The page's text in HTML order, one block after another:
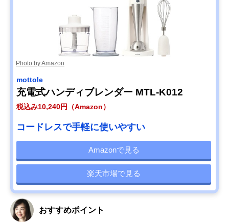
Photo by Amazon
mottole
充電式ハンディブレンダー MTL-K012
税込み10,240円（Amazon）
コードレスで手軽に使いやすい
Amazonで見る
楽天市場で見る
おすすめポイント